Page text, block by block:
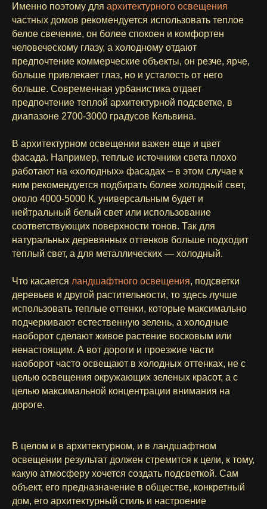
Именно поэтому для архитектурного освещения
частных домов рекомендуется использовать теплое
белое свечение, он более спокоен и комфортен
человеческому глазу, а холодному отдают
предпочтение коммерческие объекты, он резче, ярче,
больше привлекает глаз, но и усталость от него
больше. Современная урбанистика отдает
предпочтение теплой архитектурной подсветке, в
диапазоне 2700-3000 градусов Кельвина.
В архитектурном освещении важен еще и цвет
фасада. Например, теплые источники света плохо
работают на «холодных» фасадах – в этом случае к
ним рекомендуется подбирать более холодный свет,
около 4000-5000 К, универсальным будет и
нейтральный белый свет или использование
соответствующих поверхности тонов. Так для
натуральных деревянных оттенков больше подходит
теплый свет, а для металлических — холодный.
Что касается ландшафтного освещения, подсветки
деревьев и другой растительности, то здесь лучше
использовать теплые оттенки, которые максимально
подчеркивают естественную зелень, а холодные
наоборот сделают живое растение восковым или
ненастоящим. А вот дороги и проезжие части
наоборот часто освещают в холодных оттенках, не с
целью освещения окружающих зеленых красот, а с
целью максимальной концентрации внимания на
дороге.
В целом и в архитектурном, и в ландшафтном
освещении результат должен стремится к цели, к тому,
какую атмосферу хочется создать подсветкой. Сам
объект, его предназначение в обществе, конкретный
дом, его архитектурный стиль и настроение